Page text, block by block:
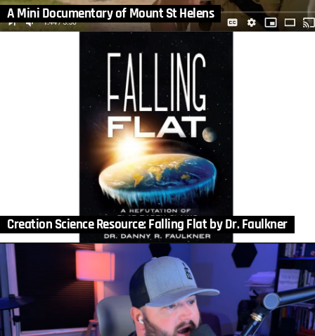
A Mini Documentary of Mount St Helens
Creation Science Resource: Falling Flat by Dr. Faulkner